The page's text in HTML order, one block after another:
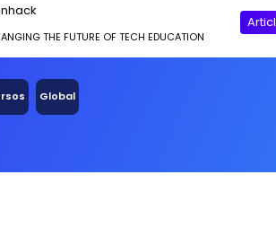
THE FUTURE OF TECH EDUCATION
Global